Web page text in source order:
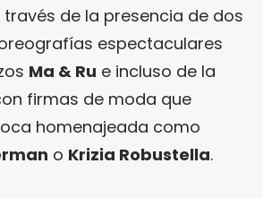
de la presencia de dos
espectaculares
Ma & Ru e incluso de la
firmas de moda que
homenajeada como
o Krizia Robustella.